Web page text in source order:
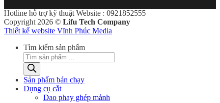
Hotline hỗ trợ kỹ thuật Website : 0921852555
Copyright 2026 © Lifu Tech Company
Thiết kế website Vĩnh Phúc Media
Tìm kiếm sản phẩm
Sản phẩm bán chạy
Dụng cụ cắt
Dao phay ghép mảnh